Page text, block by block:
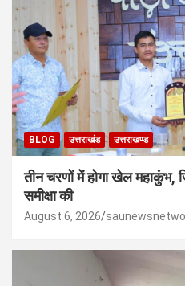
BLOG उत्तराखंड उत्तराखण्ड
तीन चरणों में होगा खेल महाकुंभ,
समीक्षा की
August 6, 2026